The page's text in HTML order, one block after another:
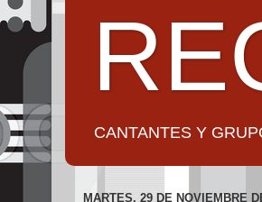
CANTANTES Y
MARTES, 29 DE NOVIEMBRE